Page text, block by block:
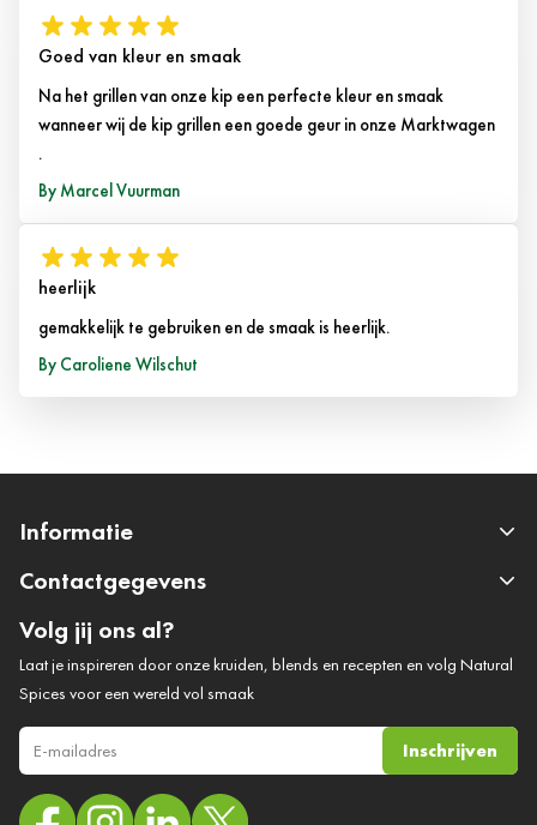
Goed van kleur en smaak
Na het grillen van onze kip een perfecte kleur en smaak
wanneer wij de kip grillen een goede geur in onze Marktwagen
.
By Marcel Vuurman19 februari 2015
heerlijk
gemakkelijk te gebruiken en de smaak is heerlijk.
By Caroliene Wilschut
Informatie
Contactgegevens
Volg jij ons al?
Laat je inspireren door onze kruiden, blends en recepten en volg Natural
Spices voor een wereld vol smaak
Inschrijven